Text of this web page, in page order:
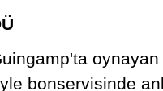
bonservisinde